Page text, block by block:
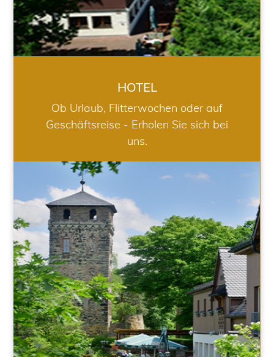
HOTEL
Ob Urlaub, Flitterwochen oder auf
Geschäftsreise - Erholen Sie sich bei
uns.
RESTAURANT